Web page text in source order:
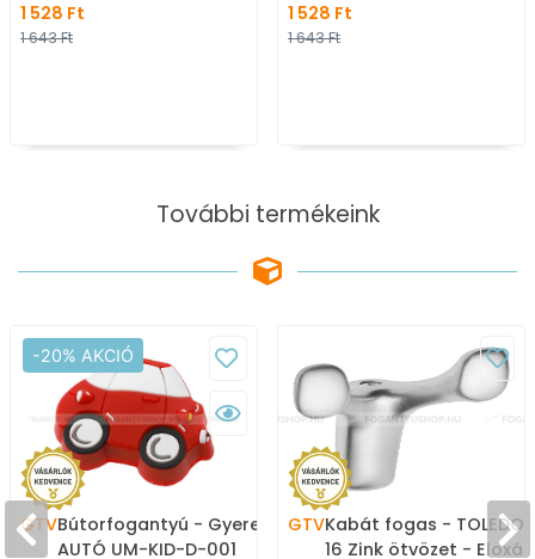
Színes gyerekbútor
1 528 Ft
1 643 Ft
1 528 Ft
1 643 Ft
További termékeink
-20% AKCIÓ
GTVBútorfogantyú - Gyerek
AUTÓ UM-KID-D-001
GTVKabát fogas - TOLEDO
16 Zink ötvözet - Eloxált